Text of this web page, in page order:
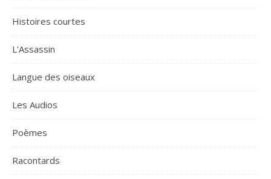
Histoires courtes
L'Assassin
Langue des oiseaux
Les Audios
Poèmes
Racontards